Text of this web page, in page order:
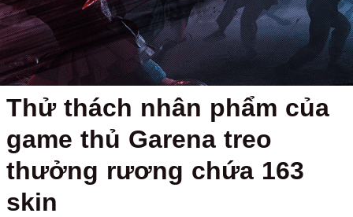
Thử thách nhân phẩm của
game thủ Garena treo
thưởng rương chứa 163
skin